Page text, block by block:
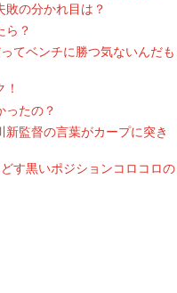
敗の分かれ目は？
ら？
てベンチに勝つ気ないんだも
ったの？
新監督の言葉がカープに突き
す黒いポジションコロコロの